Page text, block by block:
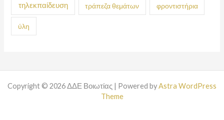
τηλεκπαίδευση τράπεζα θεμάτων φροντιστήρια
ύλη
Copyright © 2026 ΔΔΕ Βοιωτίας | Powered byAstra WordPress
Theme